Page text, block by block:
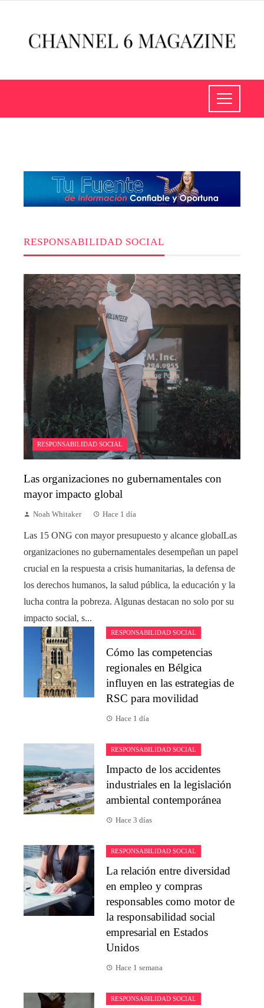
RESPONSABILIDAD SOCIAL
RESPONSABILIDAD SOCIAL
Las organizaciones no gubernamentales con
mayor impacto global
Noah Whitaker Hace 1 día
Las 15 ONG con mayor presupuesto y alcance globalLas
organizaciones no gubernamentales desempeñan un papel
crucial en la respuesta a crisis humanitarias, la defensa de
los derechos humanos, la salud pública, la educación y la
lucha contra la pobreza. Algunas destacan no solo por su
impacto social, s...
RESPONSABILIDAD SOCIAL
Cómo las competencias
regionales en Bélgica
influyen en las estrategias de
RSC para movilidad
Hace 1 día
RESPONSABILIDAD SOCIAL
Impacto de los accidentes
industriales en la legislación
ambiental contemporánea
Hace 3 días
RESPONSABILIDAD SOCIAL
La relación entre diversidad
en empleo y compras
responsables como motor de
la responsabilidad social
empresarial en Estados
Unidos
Hace 1 semana
RESPONSABILIDAD SOCIAL